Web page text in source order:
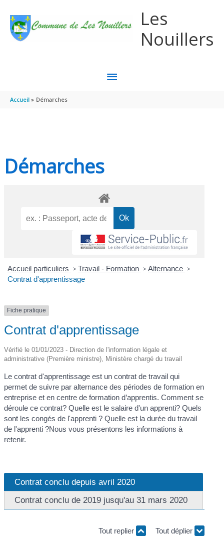
Les
Nouillers
MENU
Accueil Démarches
Démarches
Accueil particuliers > Travail - Formation > Alternance >
Contrat d'apprentissage
Fiche pratique
Contrat d'apprentissage
Vérifié le 01/01/2023 - Direction de l'information légale et
administrative (Première ministre), Ministère chargé du travail
Le contrat d'apprentissage est un contrat de travail qui
permet de suivre par alternance des périodes de formation en
entreprise et en centre de formation d’apprentis. Comment se
déroule ce contrat? Quelle est le salaire d'un apprenti? Quels
sont les congés de l'apprenti ? Quelle est la durée du travail
de l'apprenti ?Nous vous présentons les informations à
retenir.
Contrat conclu depuis avril 2020
Contrat conclu de 2019 jusqu'au 31 mars 2020
Tout replier Tout déplier